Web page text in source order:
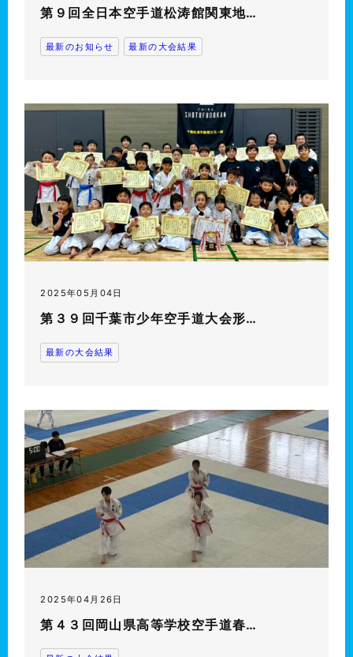
第９回全日本空手道松涛館関東地…
最新のお知らせ 最新の大会結果
2025年05月04日
第３９回千葉市少年空手道大会形…
最新の大会結果
2025年04月26日
第４３回岡山県高等学校空手道春…